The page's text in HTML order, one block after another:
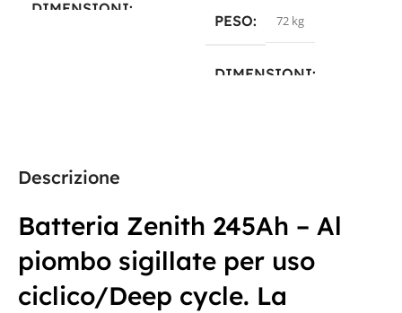
Descrizione
Batteria Zenith 245Ah – Al
piombo sigillate per uso
ciclico/Deep cycle. La
DIMENSIONI
CAPACITÀ IN AH
200Ah
PESO 72 kg
DIMENSIONI
Zenith
CAPACITÀ IN AH